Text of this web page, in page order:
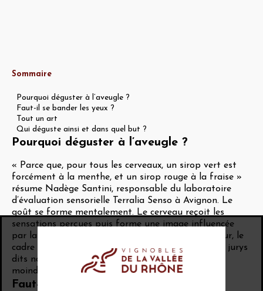
Sommaire
Pourquoi déguster à l’aveugle ?
Faut-il se bander les yeux ?
Tout un art
Qui déguste ainsi et dans quel but ?
Pourquoi déguster à l’aveugle ?
« Parce que, pour tous les cerveaux, un sirop vert est
forcément à la menthe, et un sirop rouge à la fraise »
résume Nadège Santini, responsable du laboratoire
d’évaluation sensorielle Terralia Senso à Avignon. Le
goût se forme mentalement. Le cerveau reçoit les
sensations perçues puis forme une image influencée
par la vue, les références gustatives du dégustateur, le
cadre de la dégustation, etc. Cela est vrai pour les jurys
dits naïfs (consommateurs lambda), et dans une
moindre mesure pour les experts entraînés.
Faut-il se bander les yeux ?